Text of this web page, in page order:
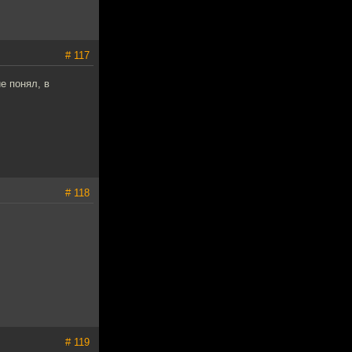
# 117
понял, в
# 118
# 119